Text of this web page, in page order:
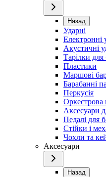
Назад
Ударні
Електронні
Акустичні
Тарілки для
Пластики
Маршові
Барабанні
Перкусія
Оркестрова
Аксесуари
Педалі для
Стійки і
Чохли та
Аксесуари
Назад